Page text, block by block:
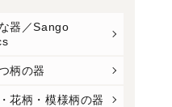
器／Sango
柄の器
花柄・模様柄の器